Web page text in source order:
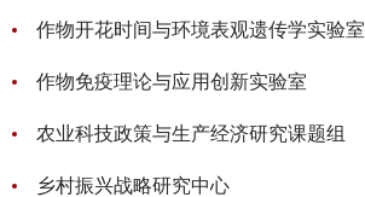
作物开花时间与环境表观遗传学实验室
作物免疫理论与应用创新实验室
农业科技政策与生产经济研究课题组
乡村振兴战略研究中心